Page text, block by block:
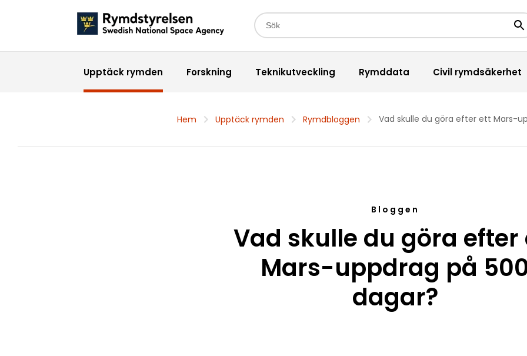
Sökfält
Upptäck rymden Forskning Teknikutveckling Rymddata Civil rymdsäkerhet
Hem Upptäck rymden Rymdbloggen Vad skulle du göra efter ett Mars-
Bloggen
Vad skulle du göra efter
Mars-uppdrag på
dagar?